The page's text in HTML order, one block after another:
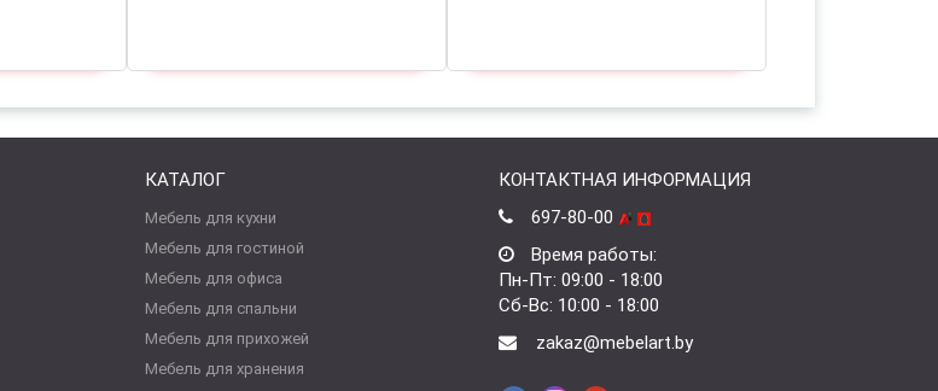
КАТАЛОГ
Мебель для кухни
Мебель для гостиной
Мебель для офиса
Мебель для спальни
Мебель для прихожей
Мебель для хранения
КОНТАКТНАЯ ИНФОРМАЦИЯ
697-80-00
Время работы:
Пн-Пт: 09:00 - 18:00
Сб-Вс: 10:00 - 18:00
zakaz@mebelart.by